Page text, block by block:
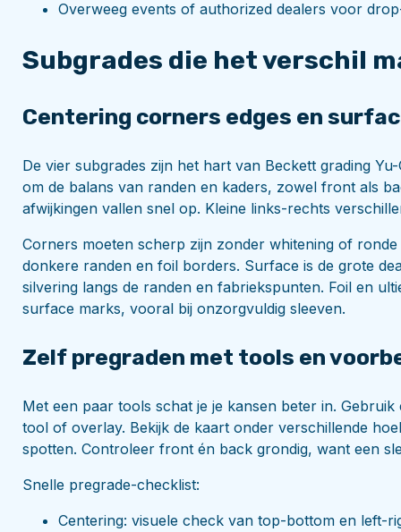
Overweeg events of authorized dealers voor
Subgrades die het verschil
Centering corners edges en
De vier subgrades zijn het hart van Beckett grading
om de balans van randen en kaders, zowel front als
afwijkingen vallen snel op. Kleine links-rechts
Corners moeten scherp zijn zonder whitening of
donkere randen en foil borders. Surface is de grote
silvering langs de randen en fabriekspunten. Foil en
surface marks, vooral bij onzorgvuldig sleeven.
Zelf pregraden met tools en
Met een paar tools schat je je kansen beter in.
tool of overlay. Bekijk de kaart onder verschillende
spotten. Controleer front én back grondig, want een
Snelle pregrade-checklist:
Centering: visuele check van top-bottom en left-